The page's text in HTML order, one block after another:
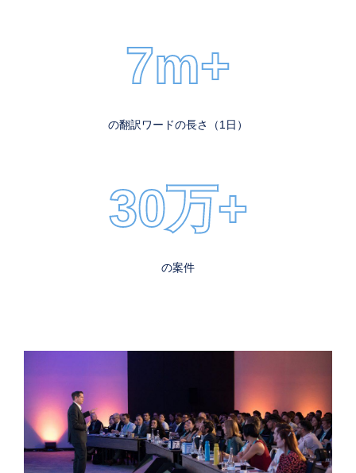
7m+
の翻訳ワードの長さ（1日）
30万+
の案件